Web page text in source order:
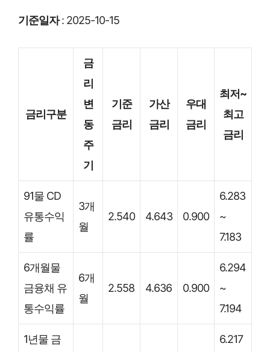
기준일자: 2025-10-15
금리구분
금
리
변
동
주
기
기준
금리
가산
금리
우대
금리
최저~
최고
금리
91물 CD
유통수익
률
3개
월
2.540 4.643 0.900
6.283
~
7.183
6개월물
금융채 유
통수익률
6개
월
2.558 4.636 0.900
6.294
~
7.194
1년물 금 6.217